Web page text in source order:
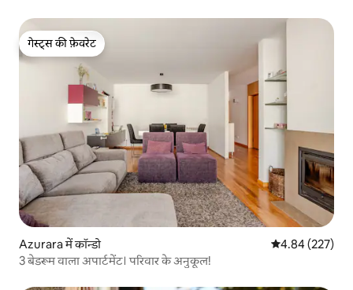
गेस्ट्स की फ़ेवरेट
गेस्ट्स की फ़ेवरेट
Azurara में कॉन्डो औसत रेटिंग 5 में से
4.84 (227)
3 बेडरूम वाला अपार्टमेंट। परिवार के अनुकूल!